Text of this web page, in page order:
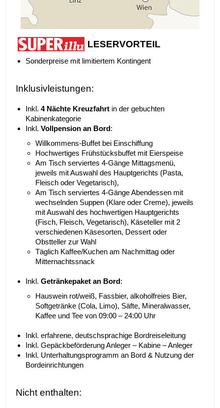
LESERVORTEIL
Sonderpreise mit limitiertem Kontingent
Inklusivleistungen:
Inkl. 4 Nächte Kreuzfahrt in der gebuchten
Kabinenkategorie
Inkl. Vollpension an Bord:
Willkommens-Buffet bei Einschiffung
Hochwertiges Frühstücksbuffet mit Eierspeise
Am Tisch serviertes 4-Gänge Mittagsmenü,
jeweils mit Auswahl des Hauptgerichts (Pasta,
Fleisch oder Vegetarisch),
Am Tisch serviertes 4-Gänge Abendessen mit
wechselnden Suppen (Klare oder Creme), jeweils
mit Auswahl des hochwertigen Hauptgerichts
(Fisch, Fleisch, Vegetarisch), Käseteller mit 2
verschiedenen Käsesorten, Dessert oder
Obstteller zur Wahl
Täglich Kaffee/Kuchen am Nachmittag oder
Mitternachtssnack
Inkl. Getränkepaket an Bord:
Hauswein rot/weiß, Fassbier, alkoholfreies Bier,
Softgetränke (Cola, Limo), Säfte, Mineralwasser,
Kaffee und Tee von 09:00 – 24:00 Uhr
Inkl. erfahrene, deutschsprachige Bordreiseleitung
Inkl. Gepäckbeförderung Anleger – Kabine – Anleger
Inkl. Unterhaltungsprogramm an Bord & Nutzung der
Bordeinrichtungen
Nicht enthalten: